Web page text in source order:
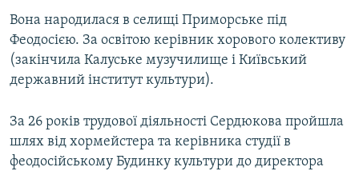
Вона народилася в селищі Приморське під
Феодосією. За освітою керівник хорового колективу
(закінчила Калуське музучилище і Київський
державний інститут культури).
За 26 років трудової діяльності Сердюкова пройшла
шлях від хормейстера та керівника студії в
феодосійському Будинку культури до директора